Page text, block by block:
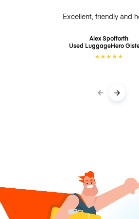
Excellent, friendly and
Alex Spofforth
Used LuggageHero
★★★★★